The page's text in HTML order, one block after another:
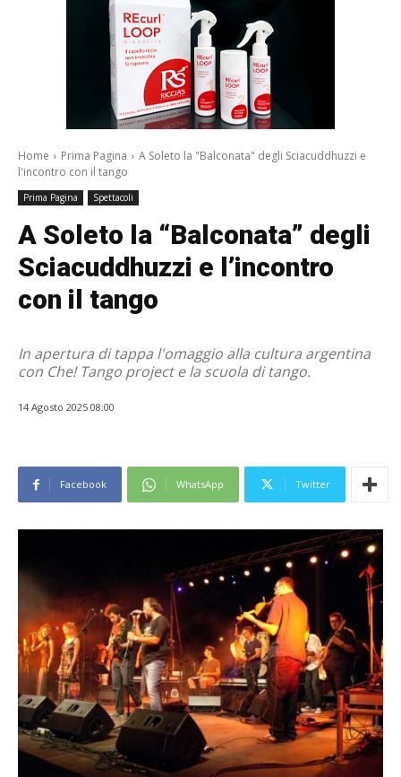
Home Prima Pagina
A Soleto la "Balconata" degli Sciacuddhuzzi e
l'incontro con il tango
Prima Pagina Spettacoli
A Soleto la “Balconata” degli
Sciacuddhuzzi e l’incontro
con il tango
In apertura di tappa l'omaggio alla cultura argentina
con Che! Tango project e la scuola di tango.
14 Agosto 2025 08:00
Facebook WhatsApp Twitter